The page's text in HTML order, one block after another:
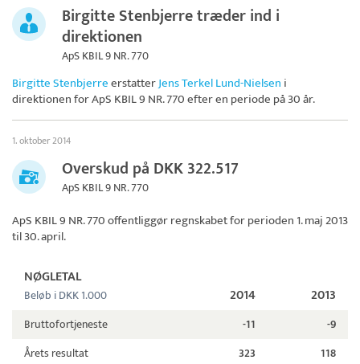
Birgitte Stenbjerre træder ind i
direktionen
ApS KBIL 9 NR. 770
Birgitte StenbjerreerstatterJens Terkel Lund-Nielsen i
direktionen forApS KBIL 9 NR. 770efter en periode på 30 år.
1. oktober 2014
Overskud på DKK 322.517
ApS KBIL 9 NR. 770
ApS KBIL 9 NR. 770offentliggør regnskabet for perioden 1. maj 2013
til 30. april.
NØGLETAL
Beløb i DKK 1.000 2014 2013
Bruttofortjeneste -11
-9
Årets resultat
323
118